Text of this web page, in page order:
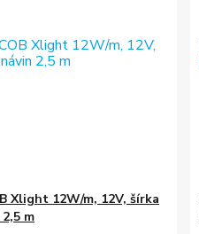
Xlight 12W/m, 12V, šírka
m